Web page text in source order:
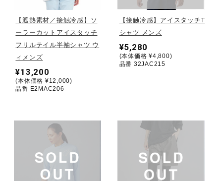
コラボ／ライセンス
セール
その他
直営店一覧
【遮熱素材／接触冷感】ソ
ーラーカットアイスタッチ
フリルテイル半袖シャツ ウ
ィメンズ
¥13,200
(本体価格 ¥12,000)
品番 E2MAC206
【接触冷感】アイスタッチT
シャツ メンズ
¥5,280
(本体価格 ¥4,800)
品番 32JAC215